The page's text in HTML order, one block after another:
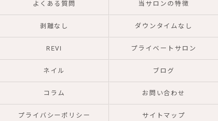
よくある質問 当サロンの特徴
剥離なし ダウンタイムなし
REVI プライベートサロン
ネイル ブログ
コラム お問い合わせ
プライバシーポリシー サイトマップ